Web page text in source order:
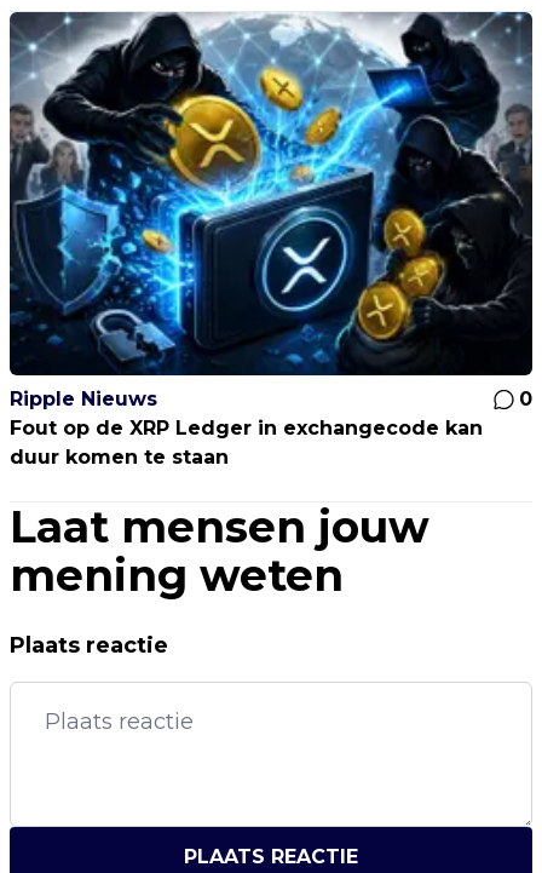
Ripple Nieuws
0
Fout op de XRP Ledger in exchangecode kan
duur komen te staan
Laat mensen jouw
mening weten
Plaats reactie
PLAATS REACTIE